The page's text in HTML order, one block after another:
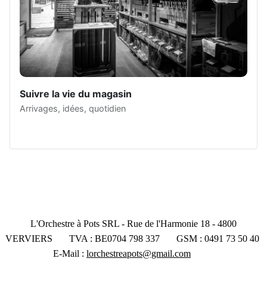
Suivre la vie du magasin
Arrivages, idées, quotidien
L'Orchestre à Pots SRL - Rue de l'Harmonie 18 - 4800
VERVIERS TVA : BE0704 798 337 GSM : 0491 73 50 40
E-Mail : lorchestreapots@gmail.com